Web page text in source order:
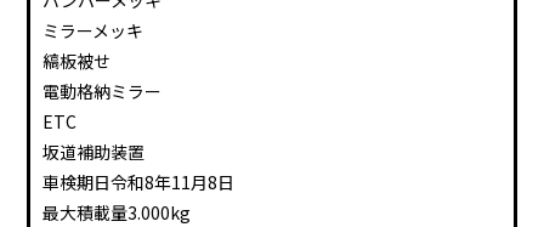
ミラーメッキ
縞板被せ
電動格納ミラー
ETC
坂道補助装置
車検期日令和8年11月8日
最大積載量3.000kg